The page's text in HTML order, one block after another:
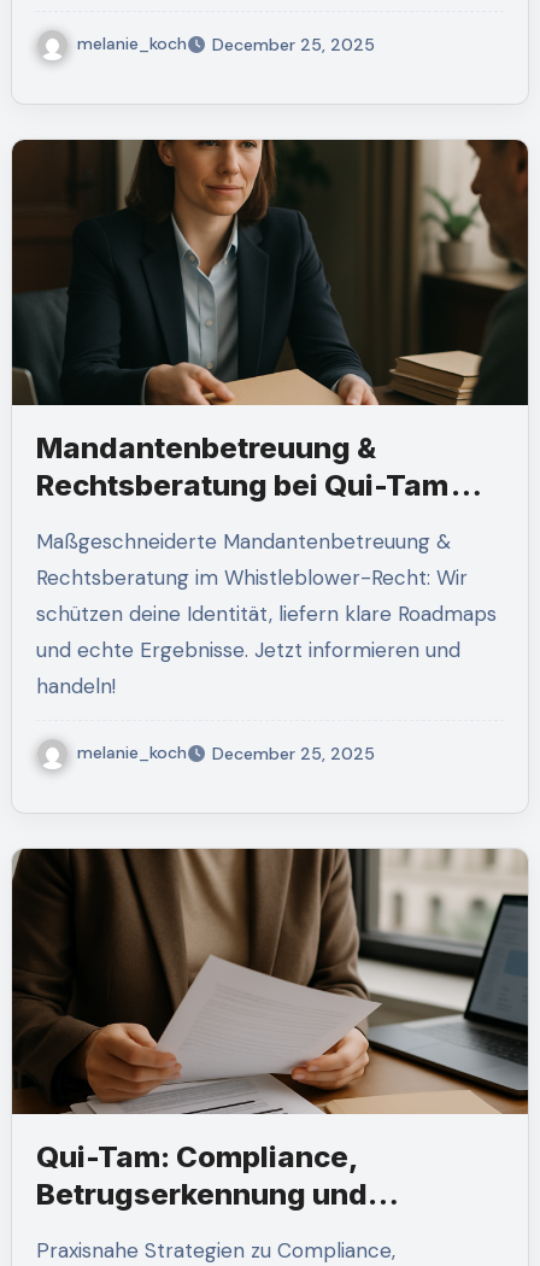
melanie_koch December 25, 2025
Mandantenbetreuung &
Rechtsberatung bei Qui-Tam
kompetent
Maßgeschneiderte Mandantenbetreuung &
Rechtsberatung im Whistleblower-Recht: Wir
schützen deine Identität, liefern klare Roadmaps
und echte Ergebnisse. Jetzt informieren und
handeln!
melanie_koch December 25, 2025
Qui-Tam: Compliance,
Betrugserkennung und
Praxisnahe Strategien zu Compliance,